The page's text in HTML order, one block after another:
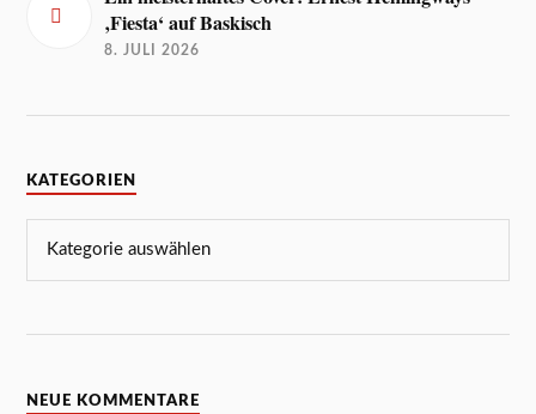
‚Fiesta‘ auf Baskisch
8. JULI 2026
KATEGORIEN
NEUE KOMMENTARE